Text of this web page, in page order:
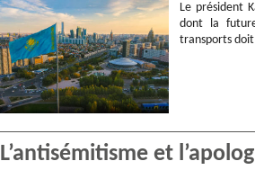
Le président
dont la
transports
L’antisémitisme et